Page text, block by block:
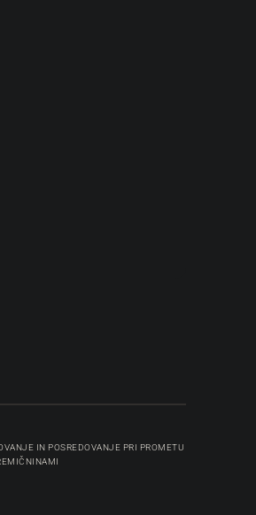
IN POSREDOVANJE PRI PROMETU